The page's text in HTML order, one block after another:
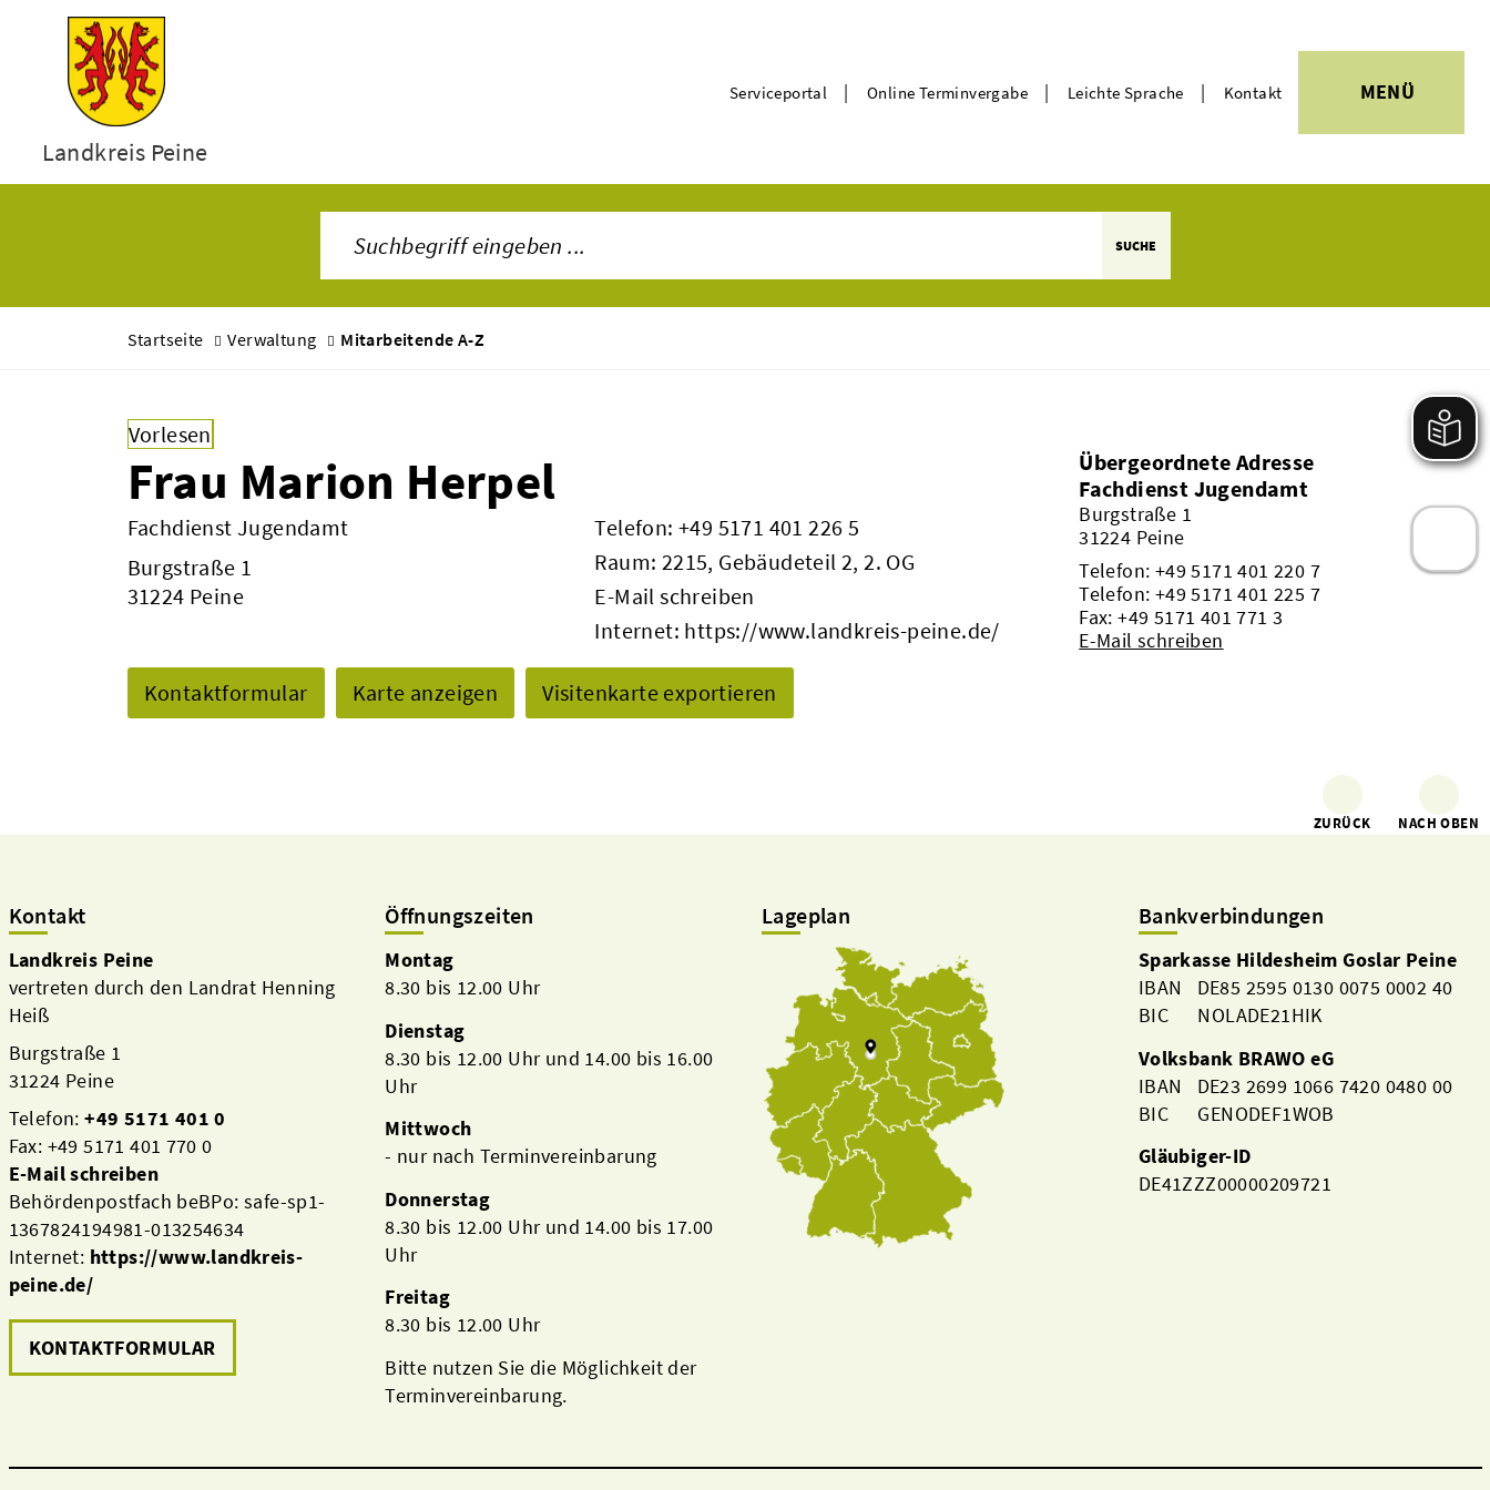
Landkreis Peine
Serviceportal | Online Terminvergabe | Leichte Sprache | Kontakt MENÜ
SUCHE
Startseite Verwaltung Mitarbeitende A-Z
Vorlesen
Frau Marion Herpel
Fachdienst Jugendamt
Burgstraße 1
31224 Peine
Telefon: +49 5171 401 226 5
Raum: 2215, Gebäudeteil 2, 2. OG
E-Mail schreiben
Internet: https://www.landkreis-peine.de/
Kontaktformular Karte anzeigen Visitenkarte exportieren
Übergeordnete Adresse
Fachdienst Jugendamt
Burgstraße 1
31224 Peine
Telefon: +49 5171 401 220 7
Telefon: +49 5171 401 225 7
Fax: +49 5171 401 771 3
E-Mail schreiben
ZURÜCK NACH OBEN
Kontakt
Landkreis Peine
vertreten durch den Landrat Henning
Heiß
Burgstraße 1
31224 Peine
Telefon:+49 5171 401 0
Fax: +49 5171 401 770 0
E-Mail schreiben
Behördenpostfach beBPo: safe-sp1-
1367824194981-013254634
Internet: https://www.landkreis-
peine.de/
KONTAKTFORMULAR
Öffnungszeiten
Montag
8.30 bis 12.00 Uhr
Dienstag
8.30 bis 12.00 Uhr und 14.00 bis 16.00
Uhr
Mittwoch
- nur nach Terminvereinbarung
Donnerstag
8.30 bis 12.00 Uhr und 14.00 bis 17.00
Uhr
Freitag
8.30 bis 12.00 Uhr
Bitte nutzen Sie die Möglichkeit der
Terminvereinbarung.
Lageplan Bankverbindungen
Sparkasse Hildesheim Goslar Peine
IBAN DE85 2595 0130 0075 0002 40
BIC NOLADE21HIK
Volksbank BRAWO eG
IBAN DE23 2699 1066 7420 0480 00
BIC GENODEF1WOB
Gläubiger-ID
DE41ZZZ00000209721